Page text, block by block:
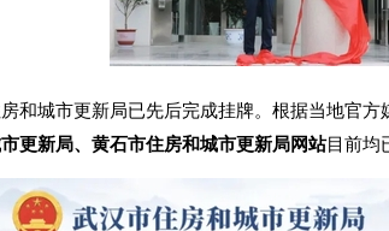
和城市更新局已先后完成挂牌。根据当地官
更新局、黄石市住房和城市更新局网站目前均